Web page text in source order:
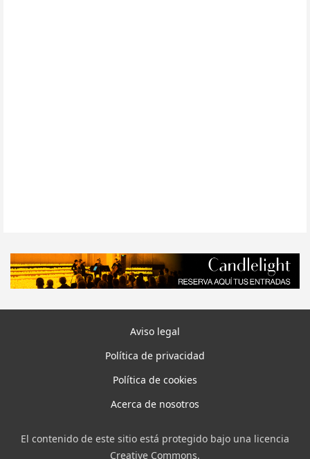
Aviso legal
Política de privacidad
Política de cookies
Acerca de nosotros
El contenido de este sitio está protegido bajo una licencia
Creative Commons.